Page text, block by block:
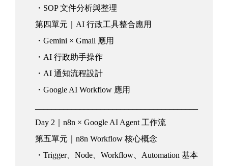
・SOP 文件分析與整理
第四單元｜AI 行政工具整合應用
・Gemini × Gmail 應用
・AI 行政助手操作
・AI 通知流程設計
・Google AI Workflow 應用
Day 2｜n8n × Google AI Agent 工作流
第五單元｜n8n Workflow 核心概念
・Trigger、Node、Workflow、Automation 基本